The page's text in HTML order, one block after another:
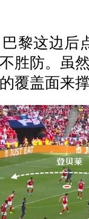
黎这边后
胜防。虽
覆盖面来